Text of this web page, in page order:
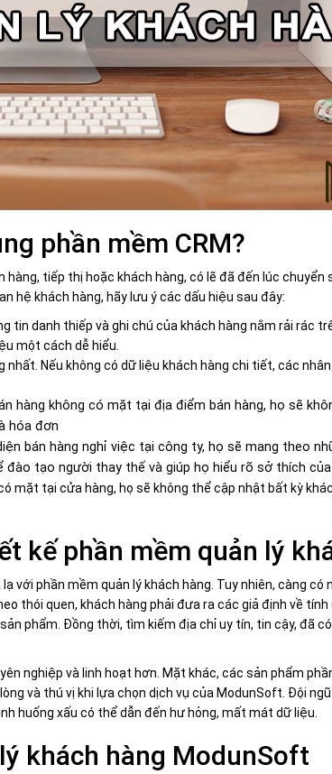
phần mềm CRM?
tiếp thị hoặc khách hàng, có lẽ đã đến lúc
hệ khách hàng, hãy lưu ý các dấu hiệu sau đây:
tin danh thiếp và ghi chú của khách hàng nằm rải rác
một cách dễ hiểu.
Nếu không có dữ liệu khách hàng chi tiết, các
hàng không có mặt tại địa điểm bán hàng, họ sẽ
hóa đơn
bán hàng nghỉ việc tại công ty, họ sẽ mang theo
tạo người thay thế và giúp họ hiểu rõ sở thích của
mặt tại cửa hàng, họ sẽ không thể cập nhật bất kỳ
kế phần mềm quản lý
với phần mềm quản lý khách hàng. Tuy nhiên, càng
thói quen, khách hàng phải đưa ra các giả định về
phẩm. Đồng thời, tìm kiếm địa chỉ uy tín, tin cậy, đã
nghiệp và linh hoạt hơn. Mặt khác, các sản phẩm
và thú vị khi lựa chọn dịch vụ của ModunSoft. Đội
huống xấu có thể dẫn đến hư hỏng, mất mát dữ liệu.
khách hàng ModunSoft